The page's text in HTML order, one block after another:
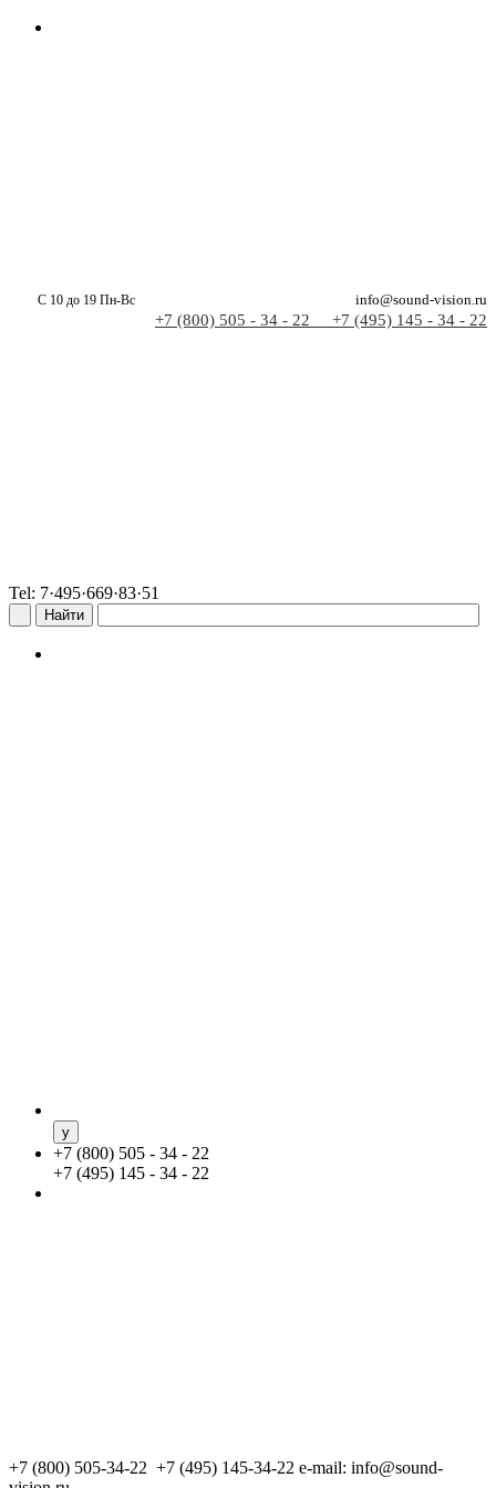
С 10 до 19 Пн-Вс info@sound-vision.ru
+7 (800) 505 - 34 - 22 +7 (495) 145 - 34 - 22
Tel: 7·495·669·83·51
+7 (800) 505 - 34 - 22
+7 (495) 145 - 34 - 22
+7 (800) 505-34-22 +7 (495) 145-34-22 e-mail: info@sound-